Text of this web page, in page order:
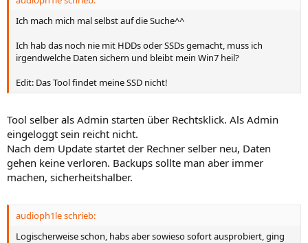
Ich mach mich mal selbst auf die Suche^^
Ich hab das noch nie mit HDDs oder SSDs gemacht, muss ich
irgendwelche Daten sichern und bleibt mein Win7 heil?
Edit: Das Tool findet meine SSD nicht!
Tool selber als Admin starten über Rechtsklick. Als Admin
eingeloggt sein reicht nicht.
Nach dem Update startet der Rechner selber neu, Daten
gehen keine verloren. Backups sollte man aber immer
machen, sicherheitshalber.
audioph1le schrieb:
Logischerweise schon, habs aber sowieso sofort ausprobiert, ging